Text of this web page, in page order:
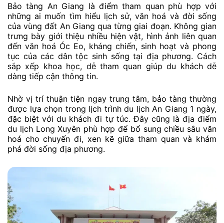
Bảo tàng An Giang là điểm tham quan phù hợp với
những ai muốn tìm hiểu lịch sử, văn hoá và đời sống
của vùng đất An Giang qua từng giai đoạn. Không gian
trưng bày giới thiệu nhiều hiện vật, hình ảnh liên quan
đến văn hoá Óc Eo, kháng chiến, sinh hoạt và phong
tục của các dân tộc sinh sống tại địa phương. Cách
sắp xếp khoa học, dễ tham quan giúp du khách dễ
dàng tiếp cận thông tin.
Nhờ vị trí thuận tiện ngay trung tâm, bảo tàng thường
được lựa chọn trong lịch trình du lịch An Giang 1 ngày,
đặc biệt với du khách đi tự túc. Đây cũng là địa điểm
du lịch Long Xuyên phù hợp để bổ sung chiều sâu văn
hoá cho chuyến đi, xen kẽ giữa tham quan và khám
phá đời sống địa phương.